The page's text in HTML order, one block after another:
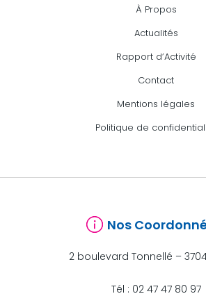
À Propos
Actualités
Rapport d’Activité
Contact
Mentions légales
Politique de
Nos
2 boulevard Tonnellé –
Tél : 02 47 47 80 97